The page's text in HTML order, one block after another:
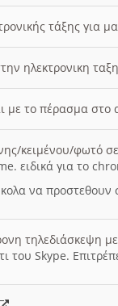
τάξης για
ηλεκτρονικη
με το πέρασμα
κειμένου/φωτό
ειδικά για το
να προστεθουν
τηλεδιάσκεψη
του Skype.